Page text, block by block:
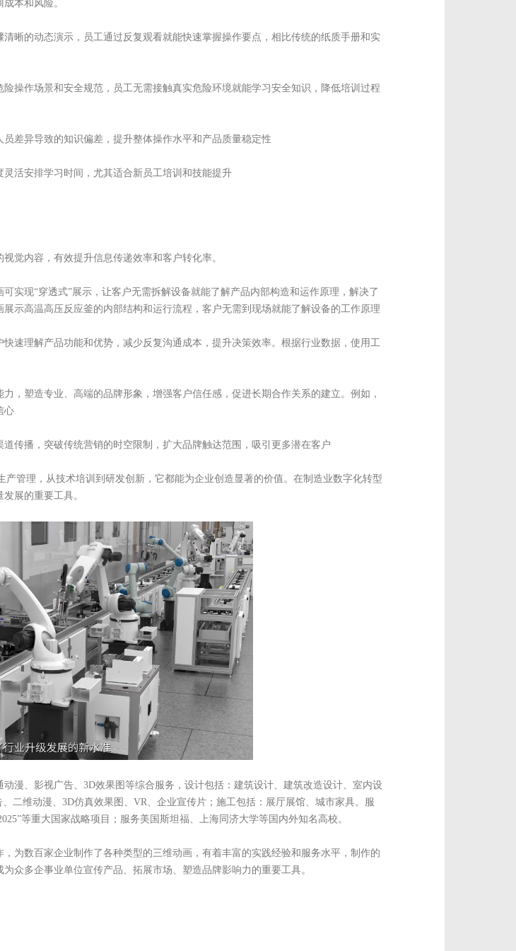
本和风险。
晰的动态演示，员工通过反复观看就能快速掌握操作要点，相比传统的纸质手册和实
操作场景和安全规范，员工无需接触真实危险环境就能学习安全知识，降低培训过程
差异导致的知识偏差，提升整体操作水平和产品质量稳定性
活安排学习时间，尤其适合新员工培训和技能提升
觉内容，有效提升信息传递效率和客户转化率。
实现“穿透式”展示，让客户无需拆解设备就能了解产品内部构造和运作原理，解决了
示高温高压反应釜的内部结构和运行流程，客户无需到现场就能了解设备的工作原理
速理解产品功能和优势，减少反复沟通成本，提升决策效率。根据行业数据，使用工
，塑造专业、高端的品牌形象，增强客户信任感，促进长期合作关系的建立。例如，
心
传播，突破传统营销的时空限制，扩大品牌触达范围，吸引更多潜在客户
管理，从技术培训到研发创新，它都能为企业创造显著的价值。在制造业数字化转型
展的重要工具。
漫、影视广告、3D效果图等综合服务，设计包括：建筑设计、建筑改造设计、室内设
二维动漫、3D仿真效果图、VR、企业宣传片；施工包括：展厅展馆、城市家具。服
等重大国家战略项目；服务美国斯坦福、上海同济大学等国内外知名高校。
为数百家企业制作了各种类型的三维动画，有着丰富的实践经验和服务水平，制作的
众多企事业单位宣传产品、拓展市场、塑造品牌影响力的重要工具。